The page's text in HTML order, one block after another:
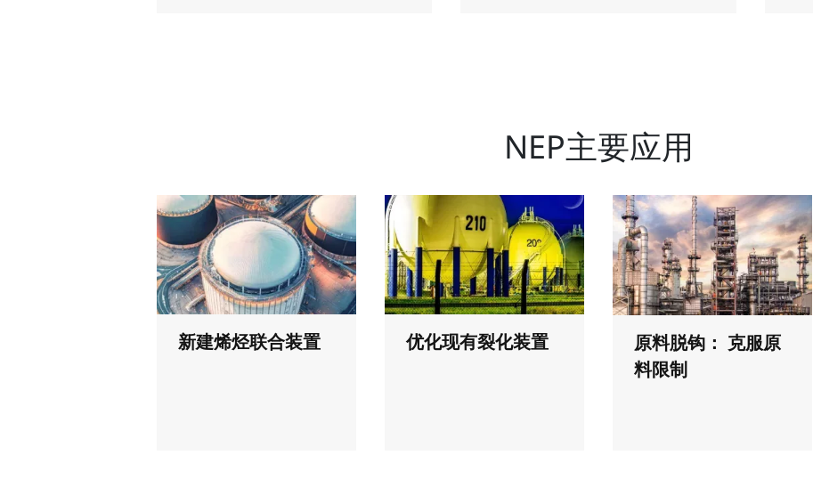
NEP主要应用
新建烯烃联合装置 优化现有裂化装置
原料脱钩： 克服原
料限制